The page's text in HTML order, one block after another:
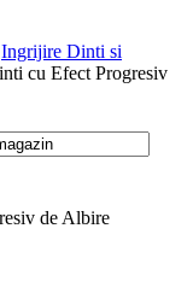
Ingrijire Dinti si
cu Efect Progresiv
de Albire